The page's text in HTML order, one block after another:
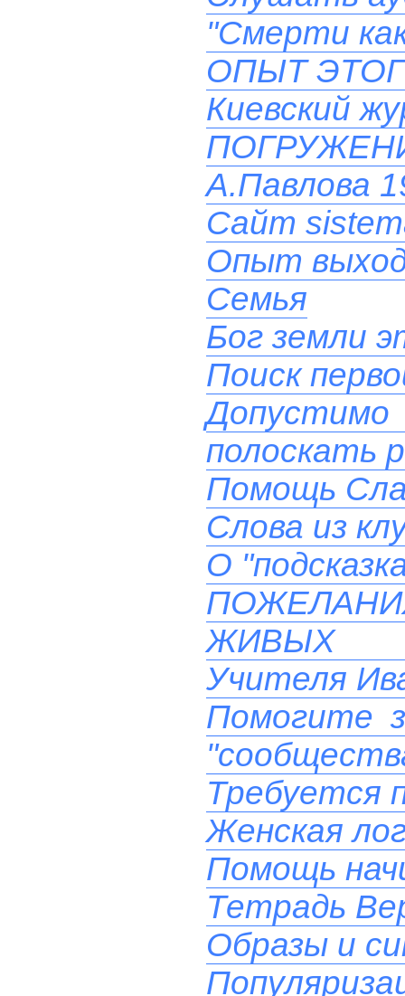
"Смерти
ОПЫТ
Киевский
А.Павлова
Сайт
Опыт
Семья
Бог земли
Поиск
полоскать
Помощь
Слова из
О
ЖИВЫХ
Учителя
Помогите
Требуется
Женская
Помощь
Тетрадь
Образы и